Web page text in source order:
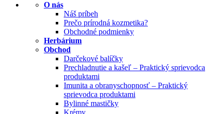
O nás
Náš príbeh
Prečo prírodná kozmetika?
Obchodné podmienky
Herbárium
Obchod
Darčekové balíčky
Prechladnutie a kašeľ – Praktický sprievodca
produktami
Imunita a obranyschopnosť – Praktický
sprievodca produktami
Bylinné mastičky
Krémy